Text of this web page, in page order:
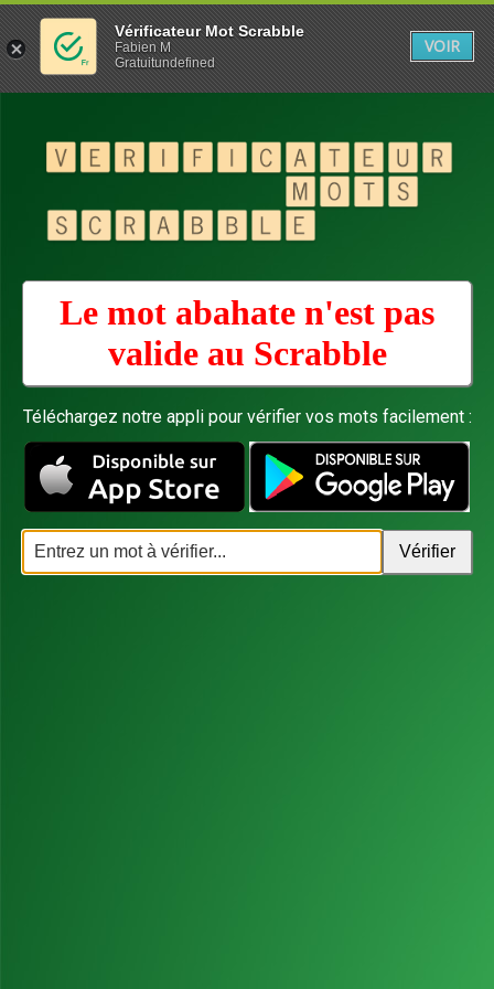
Le mot abahate n'est pas
valide au Scrabble
Téléchargez notre appli pour vérifier vos mots facilement :
Vérificateur Mot Scrabble
Fabien M
Gratuitundefined
VOIR